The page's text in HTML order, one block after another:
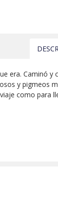
era. Caminó
y pigmeos
como para